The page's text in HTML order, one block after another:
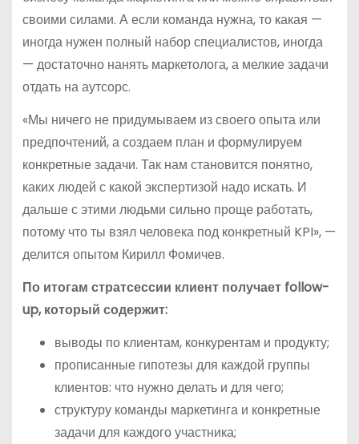
своими силами. А если команда нужна, то какая —
иногда нужен полный набор специалистов, иногда
— достаточно нанять маркетолога, а мелкие задачи
отдать на аутсорс.
«Мы ничего не придумываем из своего опыта или
предпочтений, а создаем план и формулируем
конкретные задачи. Так нам становится понятно,
каких людей с какой экспертизой надо искать. И
дальше с этими людьми сильно проще работать,
потому что ты взял человека под конкретный KPI», —
делится опытом Кирилл Фомичев.
По итогам стратсессии клиент получает follow-
up, который содержит:
выводы по клиентам, конкурентам и продукту;
прописанные гипотезы для каждой группы
клиентов: что нужно делать и для чего;
структуру команды маркетинга и конкретные
задачи для каждого участника;